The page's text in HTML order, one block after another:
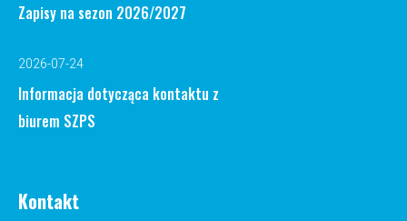
Zapisy na sezon 2026/2027
2026-07-24
Informacja dotycząca kontaktu z
biurem SZPS
Kontakt